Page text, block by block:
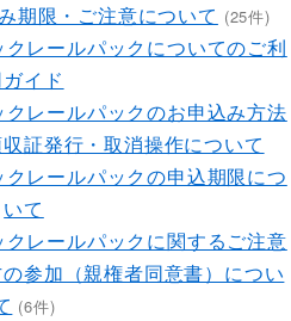
期限・ご注意について (25件)
レールパックについてのご利
イド
レールパックのお申込み方法
証発行・取消操作について
レールパックの申込期限につ
いて
レールパックに関するご注意
参加（親権者同意書）につい
(6件)